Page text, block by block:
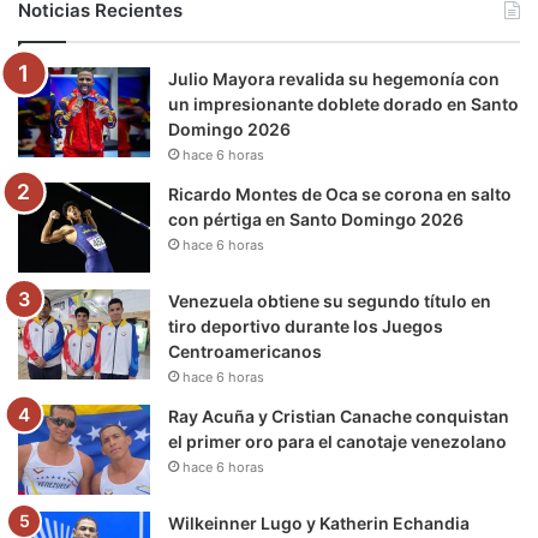
o
o
k
e
r
b
e
g
r
m
r
a
k
Noticias Recientes
Julio Mayora revalida su hegemonía con
un impresionante doblete dorado en Santo
Domingo 2026
hace 6 horas
Ricardo Montes de Oca se corona en salto
con pértiga en Santo Domingo 2026
hace 6 horas
Venezuela obtiene su segundo título en
tiro deportivo durante los Juegos
Centroamericanos
hace 6 horas
Ray Acuña y Cristian Canache conquistan
el primer oro para el canotaje venezolano
hace 6 horas
Wilkeinner Lugo y Katherin Echandia